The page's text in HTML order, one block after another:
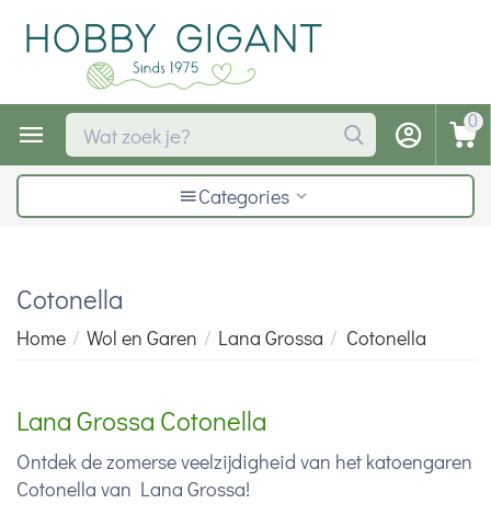
0
Categories
Cotonella
Home / Wol en Garen / Lana Grossa / Cotonella
Lana Grossa Cotonella
Ontdek de zomerse veelzijdigheid van het katoengaren
Cotonella van Lana Grossa!